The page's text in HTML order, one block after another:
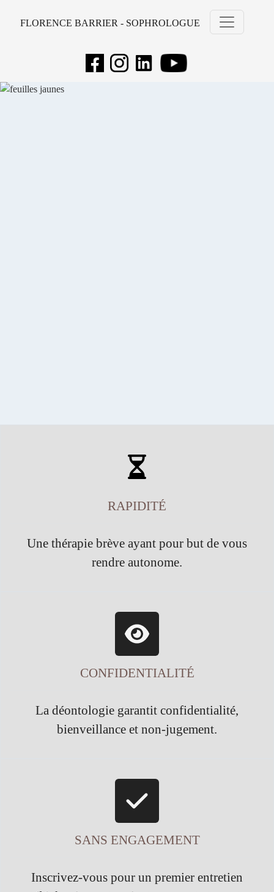
FLORENCE BARRIER - SOPHROLOGUE
RAPIDITÉ
Une thérapie brève ayant pour but de vous
rendre autonome.
CONFIDENTIALITÉ
La déontologie garantit confidentialité,
bienveillance et non-jugement.
SANS ENGAGEMENT
Inscrivez-vous pour un premier entretien